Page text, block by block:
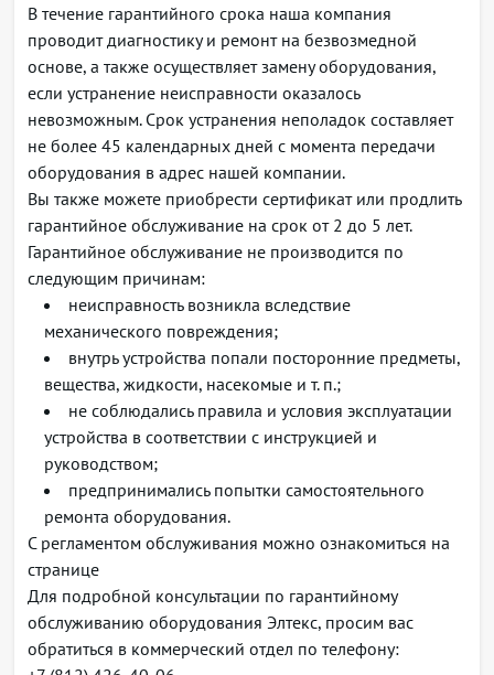
Регулируемое время хранения MAC-адресов
Статические MAC-адреса (Static MAC Entries)
Логирование событий MAC Flapping
Поддержка VLAN
Поддержка Voice VLAN
Поддержка IEEE 802.1Q
Поддержка Q-in-Q
Поддержка Selective Q-in-Q
Поддержка GVRP
Функции L2 Multicast
Поддержка профилей Multicast
Поддержка статических Multicast-групп
Поддержка IGMP Snooping v1,2,3
Поддержка IGMP Snooping Fast Leave на основе
хоста/порта
Поддержка функции IGMP proxy-report
Поддержка авторизации IGMP через RADIUS
Поддержка MLD Snooping v1,2
Поддержка IGMP Querier
Поддержка MVR
Функции L2
Поддержка STP (Spanning Tree Protocol, IEEE
802.1d)
Поддержка RSTP (Rapid Spanning Tree Protocol,
IEEE 802.1w)
В течение гарантийного срока наша компания
проводит диагностику и ремонт на безвозмедной
основе, а также осуществляет замену оборудования,
если устранение неисправности оказалось
невозможным. Срок устранения неполадок составляет
не более 45 календарных дней с момента передачи
оборудования в адрес нашей компании.
Вы также можете приобрести сертификат или продлить
гарантийное обслуживание на срок от 2 до 5 лет.
Гарантийное обслуживание не производится по
следующим причинам:
неисправность возникла вследствие
механического повреждения;
внутрь устройства попали посторонние предметы,
вещества, жидкости, насекомые и т. п.;
не соблюдались правила и условия эксплуатации
устройства в соответствии с инструкцией и
руководством;
предпринимались попытки самостоятельного
ремонта оборудования.
С регламентом обслуживания можно ознакомиться на
странице
Для подробной консультации по гарантийному
обслуживанию оборудования Элтекс, просим вас
обратиться в коммерческий отдел по телефону: